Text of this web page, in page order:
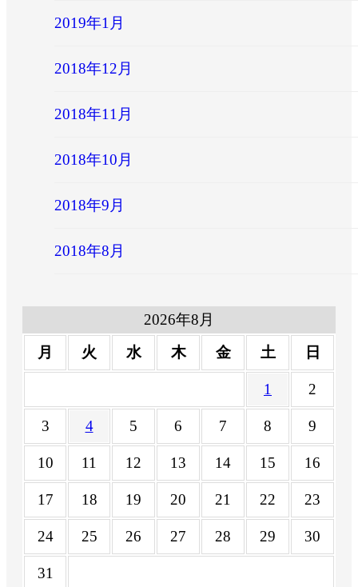
2019年1月
2018年12月
2018年11月
2018年10月
2018年9月
2018年8月
2026年8月
月
火 水 木 金 土 日
1 2
3 4 5 6 7 8 9
10 11 12 13 14 15 16
17 18 19 20 21 22 23
24 25 26 27 28 29 30
31